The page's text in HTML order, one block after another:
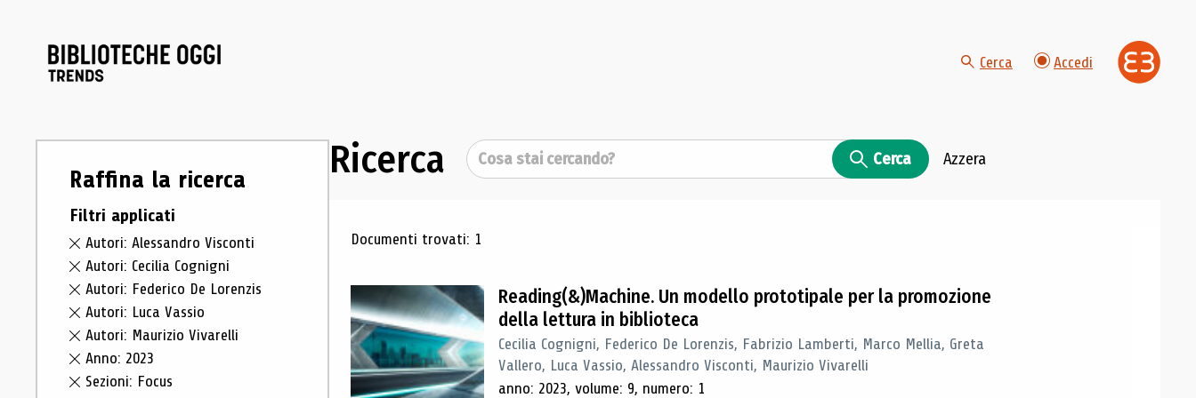
Cerca Accedi
Raffina la ricerca
Filtri applicati
Autori: Alessandro Visconti
Autori: Cecilia Cognigni
Autori: Federico De Lorenzis
Autori: Luca Vassio
Autori: Maurizio Vivarelli
Anno: 2023
Sezioni: Focus
Ricerca Cerca Cerca Azzera
Risultati di ricerca
Documenti trovati: 1
Reading(&)Machine. Un modello prototipale per la promozione
della lettura in biblioteca
Cecilia Cognigni, Federico De Lorenzis, Fabrizio Lamberti, Marco Mellia, Greta
Vallero, Luca Vassio, Alessandro Visconti, Maurizio Vivarelli
anno: 2023, volume: 9, numero: 1